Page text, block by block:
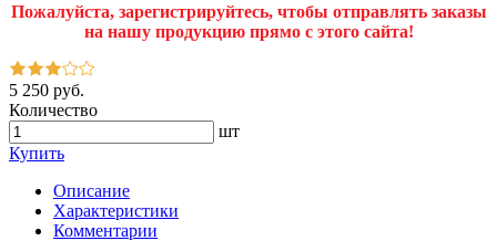
Пожалуйста, зарегистрируйтесь, чтобы отправлять заказы
на нашу продукцию прямо с этого сайта!
5 250 руб.
Количество
шт
Купить
Описание
Характеристики
Комментарии